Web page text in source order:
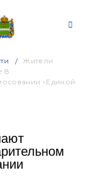
Жители
В
«Единой